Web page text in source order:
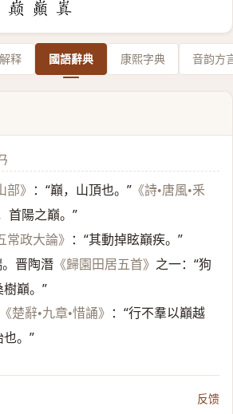
释 國語辭典 康熙字典 音韵方
部》 ：“巔，山頂也。”《詩•唐風•釆
首陽之巔。”
常政大論》
：“其動掉眩巔疾。”
晋陶潛《歸園田居五首》 之一：“狗
巔。”
《楚辭•九章•惜誦》
：“行不羣以巔越
。”
反馈